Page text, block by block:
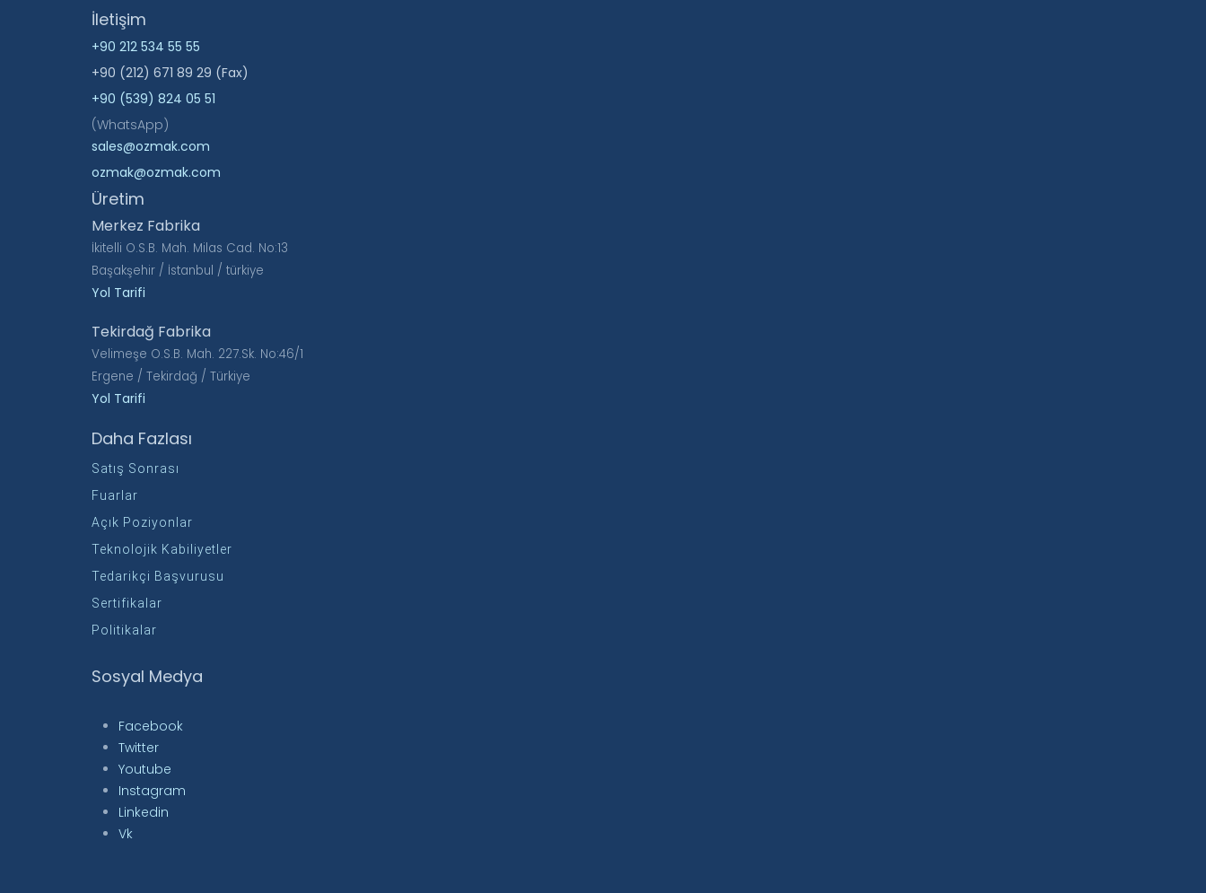
İletişim
+90 212 534 55 55
+90 (212) 671 89 29 (Fax)
+90 (539) 824 05 51
(WhatsApp)
sales@ozmak.com
ozmak@ozmak.com
Üretim
Merkez Fabrika
İkitelli O.S.B. Mah. Milas Cad. No:13
Başakşehir / İstanbul / türkiye
Yol Tarifi
Tekirdağ Fabrika
Velimeşe O.S.B. Mah. 227.Sk. No:46/1
Ergene / Tekirdağ / Türkiye
Yol Tarifi
Daha Fazlası
Satış Sonrası
Fuarlar
Açık Poziyonlar
Teknolojik Kabiliyetler
Tedarikçi Başvurusu
Sertifikalar
Politikalar
Sosyal Medya
Facebook
Twitter
Youtube
Instagram
Linkedin
Vk